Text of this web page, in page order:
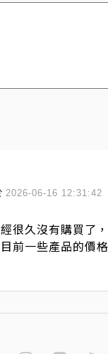
2026-06-16 12:31:42
很久沒有購買了
前一些產品的價